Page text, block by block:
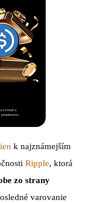
k najznámejším
Ripple, ktorá
zo strany
varovanie